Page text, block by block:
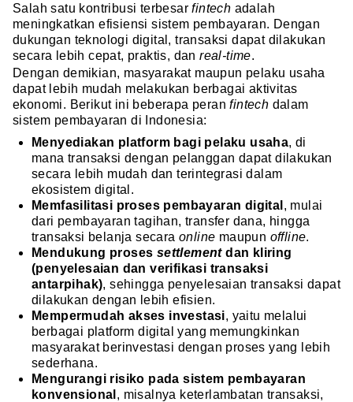
Salah satu kontribusi terbesarfintech adalah
meningkatkan efisiensi sistem pembayaran. Dengan
dukungan teknologi digital, transaksi dapat dilakukan
secara lebih cepat, praktis, danreal-time.
Dengan demikian, masyarakat maupun pelaku usaha
dapat lebih mudah melakukan berbagai aktivitas
ekonomi. Berikut ini beberapa peranfintech dalam
sistem pembayaran di Indonesia:
Menyediakan platform bagi pelaku usaha, di
mana transaksi dengan pelanggan dapat dilakukan
secara lebih mudah dan terintegrasi dalam
ekosistem digital.
Memfasilitasi proses pembayaran digital , mulai
dari pembayaran tagihan, transfer dana, hingga
transaksi belanja secara online maupun offline.
Mendukung proses settlementdan kliring
(penyelesaian dan verifikasi transaksi
antarpihak), sehingga penyelesaian transaksi dapat
dilakukan dengan lebih efisien.
Mempermudah akses investasi, yaitu melalui
berbagai platform digital yang memungkinkan
masyarakat berinvestasi dengan proses yang lebih
sederhana.
Mengurangi risiko pada sistem pembayaran
konvensional , misalnya keterlambatan transaksi,